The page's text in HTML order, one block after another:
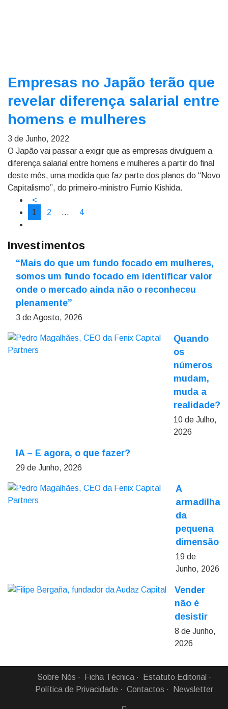
Empresas no Japão terão que
revelar diferença salarial entre
homens e mulheres
3 de Junho, 2022
O Japão vai passar a exigir que as empresas divulguem a
diferença salarial entre homens e mulheres a partir do final
deste mês, uma medida que faz parte dos planos do “Novo
Capitalismo”, do primeiro-ministro Fumio Kishida.
<
1
2 … 4
Investimentos
“Mais do que um fundo focado em mulheres,
somos um fundo focado em identificar valor
onde o mercado ainda não o reconheceu
plenamente”
3 de Agosto, 2026
Quando
os
números
mudam,
muda a
realidade?
10 de Julho,
2026
IA – E agora, o que fazer?
29 de Junho, 2026
A
armadilha
da
pequena
dimensão
19 de
Junho, 2026
Vender
não é
desistir
8 de Junho,
2026
Sobre Nós Ficha Técnica
Estatuto Editorial
Política de Privacidade
Contactos Newsletter